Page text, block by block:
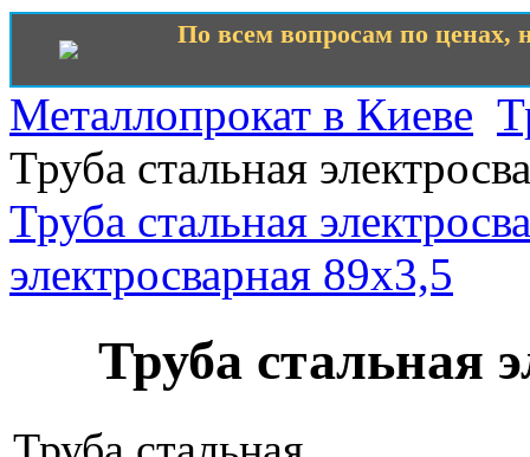
По всем вопросам по ценах,
Металлопрокат в Киеве
Труба стальная
Труба стальная
электросварная 89х3,5
Труба стальная